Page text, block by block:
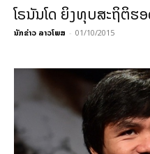
ໂຣນັນໂດ ຍິງທຸບສະຖິຕິຮ
ນັກຂ່າວ ລາວໂພສ - 01/10/2015